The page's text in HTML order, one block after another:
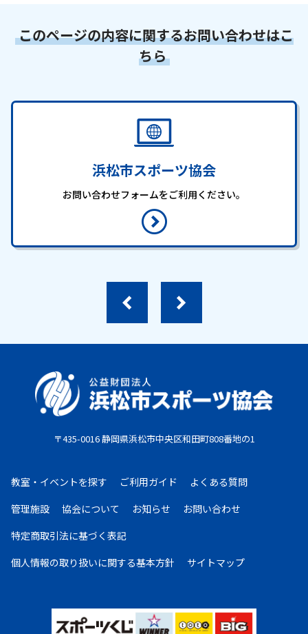
このページの内容に関するお問い合わせはこ
ちら
浜松市スポーツ協会
お問い合わせフォームをご利用ください。
〒435-0016 静岡県浜松市中央区和田町808番地の1
教室・イベントを探す ご利用ガイド
よくある質問
管理施設
協会について お知らせ
お問い合わせ
特定商取引法に基づく表記
個人情報の取り扱いに関する基本方針 サイトマップ